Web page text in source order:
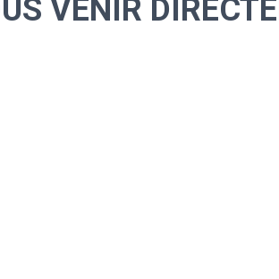
VENIR